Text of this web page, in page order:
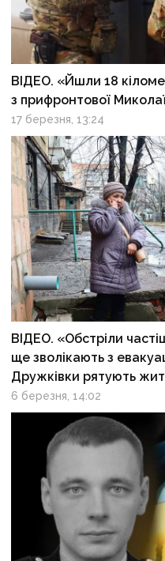
ВІДЕО. «Йшли 18
з прифронтової
17 березня, 13:24
ВІДЕО. «Обстріли
ще зволікають з
Дружківки рятують
6 березня, 14:02